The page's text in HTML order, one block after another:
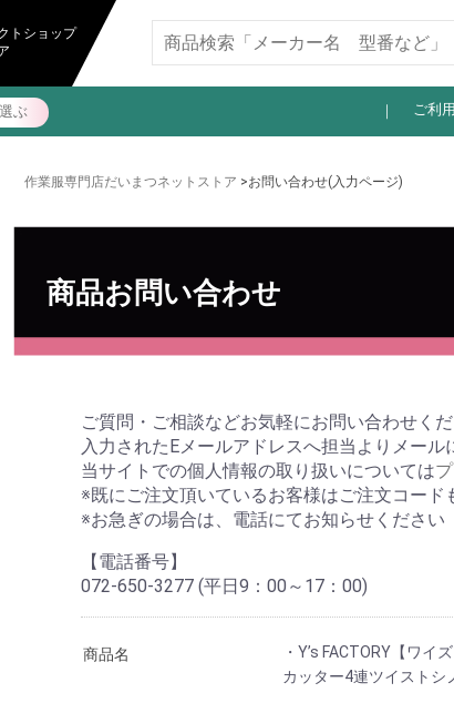
トショップ
選ぶ ご利
11,000円以上送料無料
作業服専門店だいまつネットストア >お問い合わせ(入力ページ)
商品お問い合わせ
ご質問・ご相談などお気軽にお問い合わせくだ
入力されたEメールアドレスへ担当よりメール
当サイトでの個人情報の取り扱いについては
※既にご注文頂いているお客様はご注文コード
※お急ぎの場合は、電話にてお知らせください
【電話番号】
072-650-3277 (平日9：00～17：00)
商品名
・Y’s FACTORY【ワ
カッター4連ツイストシ